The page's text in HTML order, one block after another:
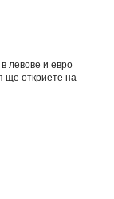
левове и евро
ще откриете на